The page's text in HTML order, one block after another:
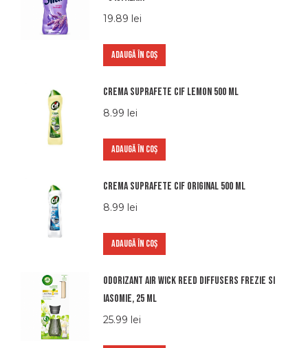
19.89 lei
ADAUGĂ ÎN COȘ
Crema suprafete Cif Lemon 500 ml
8.99 lei
ADAUGĂ ÎN COȘ
Crema suprafete Cif Original 500 ml
8.99 lei
ADAUGĂ ÎN COȘ
Odorizant Air Wick Reed Diffusers Frezie si
Iasomie, 25 ml
25.99 lei